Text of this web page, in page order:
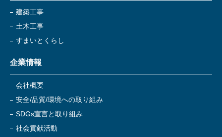
建築工事
土木工事
すまいとくらし
企業情報
会社概要
安全/品質/環境への取り組み
SDGs宣言と取り組み
社会貢献活動